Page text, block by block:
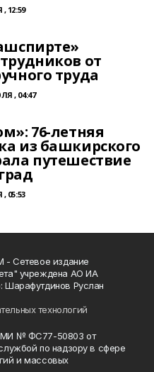
12:59
от
труда
, 04:47
76-летняя
из башкирского
путешествие
05:53
- Сетевое издание
учреждена АО ИА
Шарафутдинов Руслан
технологий
№ ФС77-50803 от
по надзору в сфере
и массовых